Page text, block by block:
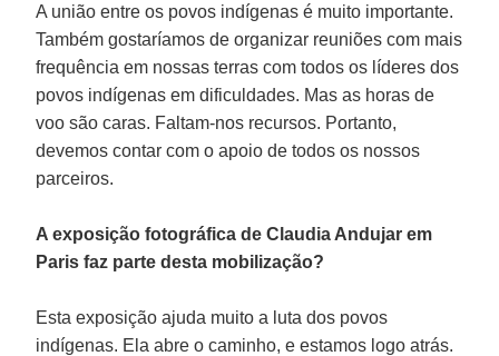
A união entre os povos indígenas é muito importante.
Também gostaríamos de organizar reuniões com mais
frequência em nossas terras com todos os líderes dos
povos indígenas em dificuldades. Mas as horas de
voo são caras. Faltam-nos recursos. Portanto,
devemos contar com o apoio de todos os nossos
parceiros.
A exposição fotográfica de Claudia Andujar em
Paris faz parte desta mobilização?
Esta exposição ajuda muito a luta dos povos
indígenas. Ela abre o caminho, e estamos logo atrás.